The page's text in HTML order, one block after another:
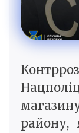
району,